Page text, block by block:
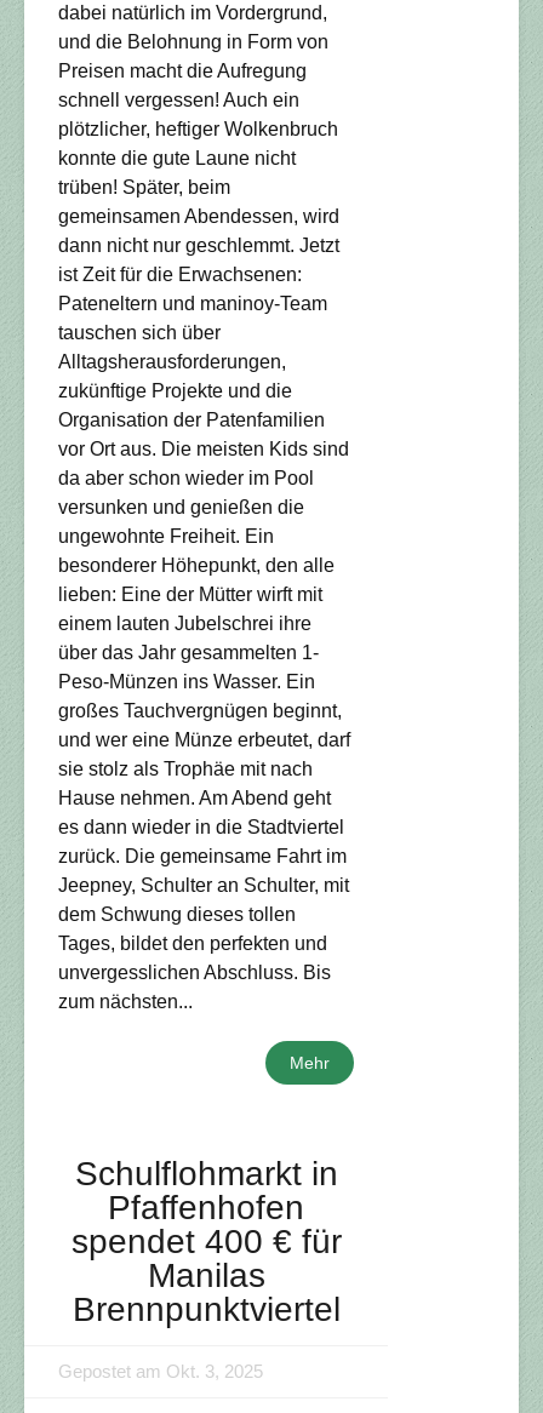
dabei natürlich im Vordergrund,
und die Belohnung in Form von
Preisen macht die Aufregung
schnell vergessen! Auch ein
plötzlicher, heftiger Wolkenbruch
konnte die gute Laune nicht
trüben! Später, beim
gemeinsamen Abendessen, wird
dann nicht nur geschlemmt. Jetzt
ist Zeit für die Erwachsenen:
Pateneltern und maninoy-Team
tauschen sich über
Alltagsherausforderungen,
zukünftige Projekte und die
Organisation der Patenfamilien
vor Ort aus. Die meisten Kids sind
da aber schon wieder im Pool
versunken und genießen die
ungewohnte Freiheit. Ein
besonderer Höhepunkt, den alle
lieben: Eine der Mütter wirft mit
einem lauten Jubelschrei ihre
über das Jahr gesammelten 1-
Peso-Münzen ins Wasser. Ein
großes Tauchvergnügen beginnt,
und wer eine Münze erbeutet, darf
sie stolz als Trophäe mit nach
Hause nehmen. Am Abend geht
es dann wieder in die Stadtviertel
zurück. Die gemeinsame Fahrt im
Jeepney, Schulter an Schulter, mit
dem Schwung dieses tollen
Tages, bildet den perfekten und
unvergesslichen Abschluss. Bis
zum nächsten...
Mehr
Schulflohmarkt in
Pfaffenhofen
spendet 400 € für
Manilas
Brennpunktviertel
Gepostet am Okt. 3, 2025